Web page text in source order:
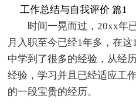
工作总结与自我评价 篇1
时间一晃而过，20xx年
月入职至今已经1年多，在
中学到了很多的经验，从经
经验，学习并且已经适应工
的一段宝贵的经历。